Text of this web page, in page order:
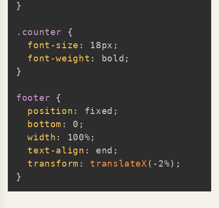
}
.counter
{
font-size : 18px ;
font-weight : bold ;
}
footer
{
position : fixed ;
bottom : 0 ;
width : 100%;
text-align : end ;
transform : translateX( -2%) ;
}